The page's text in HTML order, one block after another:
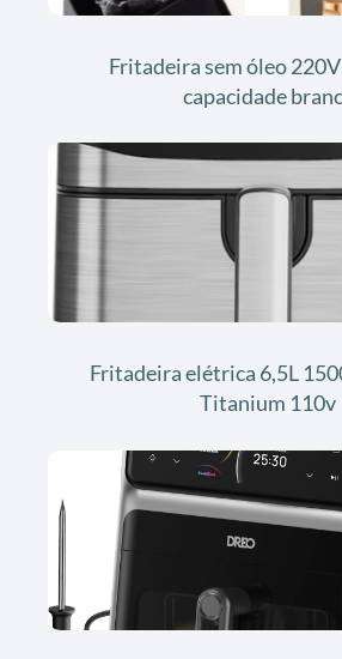
Fritadeira sem óleo
capacidade
Fritadeira elétrica 6,5L
Titanium 110v